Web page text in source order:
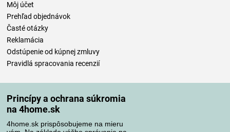
Princípy a ochrana súkromia
na 4home.sk
4home.sk prispôsobujeme na mieru
Môj účet
Prehľad objednávok
Časté otázky
Reklamácia
Odstúpenie od kúpnej zmluvy
Pravidlá spracovania recenzií
Spôsoby platby